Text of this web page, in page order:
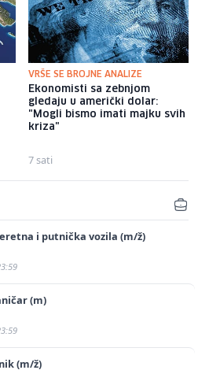
VRŠE SE BROJNE ANALIZE
Ekonomisti sa zebnjom
gledaju u američki dolar:
"Mogli bismo imati majku svih
kriza"
7 sati
i putnička vozila (m/ž)
(m)
(m/ž)